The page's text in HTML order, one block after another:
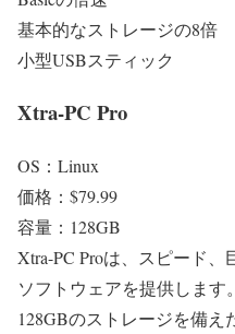
基本的なストレージの8倍
小型USBスティック
Xtra-PC Pro
OS：Linux
価格：$79.99
容量：128GB
Xtra-PC Proは、スピード
ソフトウェアを提供します。
128GBのストレージを備え